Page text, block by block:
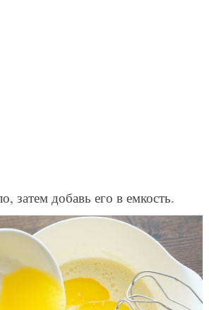
затем добавь его в емкость.